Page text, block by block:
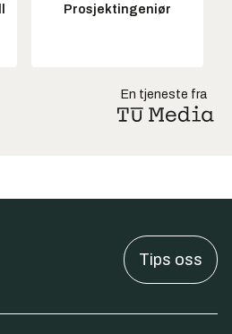
Prosjektingeniør
En tjeneste fra
Tips oss